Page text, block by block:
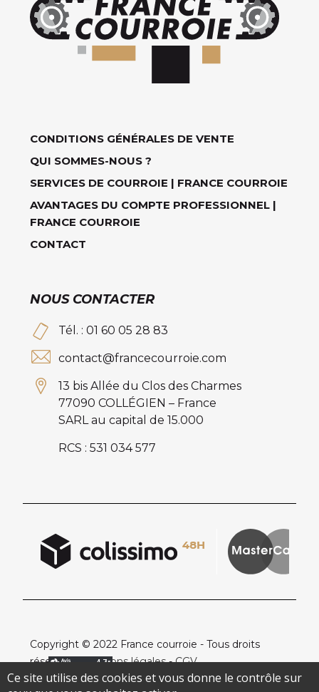
CONDITIONS GÉNÉRALES DE VENTE
QUI SOMMES-NOUS ?
SERVICES DE COURROIE | FRANCE COURROIE
AVANTAGES DU COMPTE PROFESSIONNEL |
FRANCE COURROIE
CONTACT
NOUS CONTACTER
Tél. : 01 60 05 28 83
contact@francecourroie.com
13 bis Allée du Clos des Charmes
77090 COLLÉGIEN – France
SARL au capital de 15.000
RCS : 531 034 577
Copyright © 2022 France courroie - Tous droits
réservés -
Mentions légales-CGV
Ce site utilise des cookies et vous donne le contrôle sur